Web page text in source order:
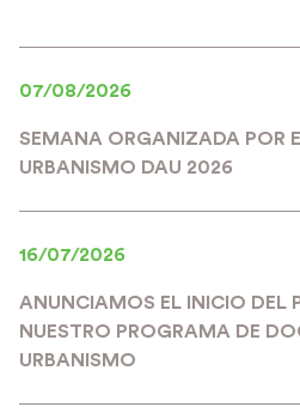
07/08/2026
SEMANA ORGANIZADA POR
URBANISMO DAU 2026
16/07/2026
ANUNCIAMOS EL INICIO DEL
NUESTRO PROGRAMA DE
URBANISMO